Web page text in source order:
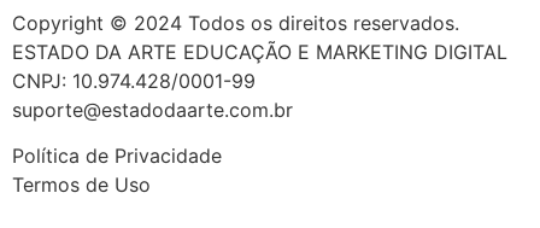
Copyright © 2024 Todos os direitos reservados.
ESTADO DA ARTE EDUCAÇÃO E MARKETING DIGITAL
CNPJ: 10.974.428/0001-99
suporte@estadodaarte.com.br
Política de Privacidade
Termos de Uso